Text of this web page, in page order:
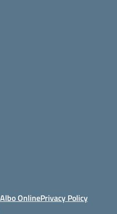
Albo OnlinePrivacy Policy